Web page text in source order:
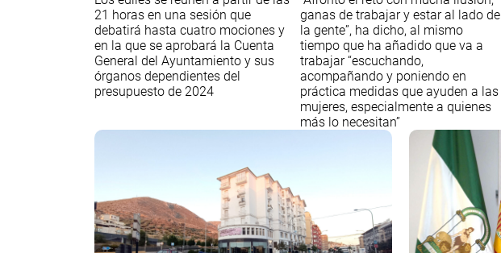
21 horas en una sesión que
debatirá hasta cuatro mociones y
en la que se aprobará la Cuenta
General del Ayuntamiento y sus
órganos dependientes del
presupuesto de 2024
ganas de trabajar y estar al lado de
la gente”, ha dicho, al mismo
tiempo que ha añadido que va a
trabajar “escuchando,
acompañando y poniendo en
práctica medidas que ayuden a las
mujeres, especialmente a quienes
más lo necesitan”